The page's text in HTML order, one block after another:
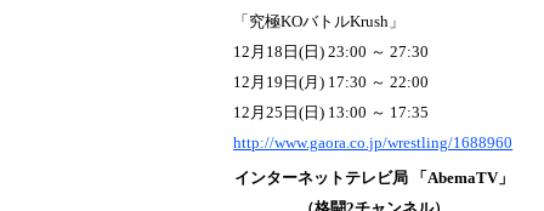
「究極KOバトルKrush」
12月18日(日) 23:00 ～ 27:30
12月19日(月) 17:30 ～ 22:00
12月25日(日) 13:00 ～ 17:35
http://www.gaora.co.jp/wrestling/1688960
インターネットテレビ局 「AbemaTV」